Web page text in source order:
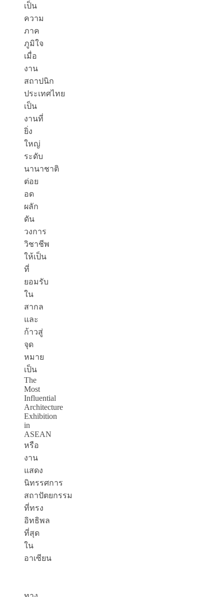
เป็น
ความ
ภาค
ภูมิใจ
เมื่อ
งาน
สถาปนิก
ประเทศไทย
เป็น
งานที่
ยิ่ง
ใหญ่
ระดับ
นานาชาติ
ต่อย
อด
ผลัก
ดัน
วงการ
วิชาชีพ
ให้เป็น
ที่
ยอมรับ
ใน
สากล
และ
ก้าวสู่
จุด
หมาย
เป็น
The
Most
Influential
Architecture
Exhibition
in
ASEAN
หรือ
งาน
แสดง
นิทรรศการ
สถาปัตยกรรม
ที่ทรง
อิทธิพล
ที่สุด
ใน
อาเซียน